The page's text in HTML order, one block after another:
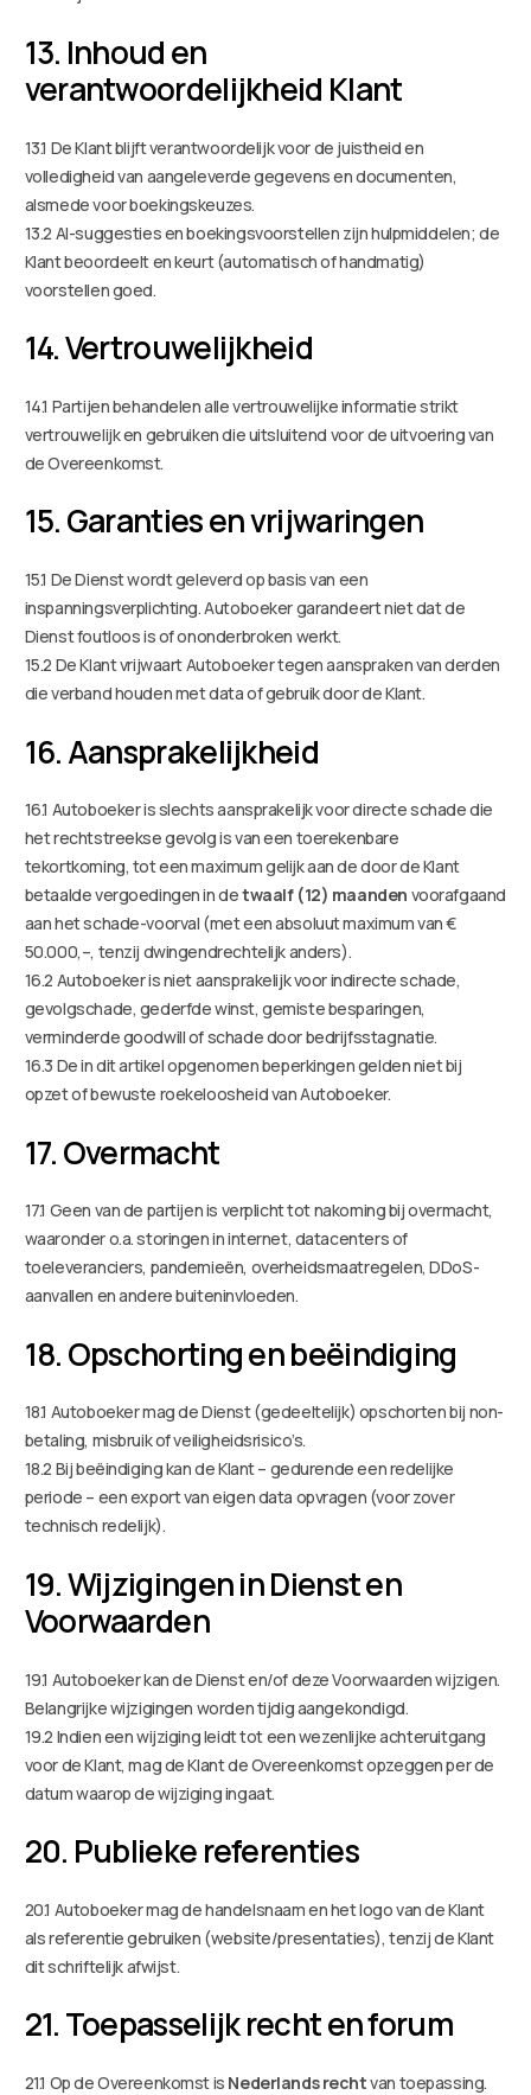
13. Inhoud en
verantwoordelijkheid Klant
13.1 De Klant blijft verantwoordelijk voor de juistheid en
volledigheid van aangeleverde gegevens en documenten,
alsmede voor boekingskeuzes.
13.2 AI-suggesties en boekingsvoorstellen zijn hulpmiddelen; de
Klant beoordeelt en keurt (automatisch of handmatig)
voorstellen goed.
14. Vertrouwelijkheid
14.1 Partijen behandelen alle vertrouwelijke informatie strikt
vertrouwelijk en gebruiken die uitsluitend voor de uitvoering van
de Overeenkomst.
15. Garanties en vrijwaringen
15.1 De Dienst wordt geleverd op basis van een
inspanningsverplichting. Autoboeker garandeert niet dat de
Dienst foutloos is of ononderbroken werkt.
15.2 De Klant vrijwaart Autoboeker tegen aanspraken van derden
die verband houden met data of gebruik door de Klant.
16. Aansprakelijkheid
16.1 Autoboeker is slechts aansprakelijk voor directe schade die
het rechtstreekse gevolg is van een toerekenbare
tekortkoming, tot een maximum gelijk aan de door de Klant
betaalde vergoedingen in detwaalf (12) maanden voorafgaand
aan het schade-voorval (met een absoluut maximum van €
50.000,–, tenzij dwingendrechtelijk anders).
16.2 Autoboeker is niet aansprakelijk voor indirecte schade,
gevolgschade, gederfde winst, gemiste besparingen,
verminderde goodwill of schade door bedrijfsstagnatie.
16.3 De in dit artikel opgenomen beperkingen gelden niet bij
opzet of bewuste roekeloosheid van Autoboeker.
17. Overmacht
17.1 Geen van de partijen is verplicht tot nakoming bij overmacht,
waaronder o.a. storingen in internet, datacenters of
toeleveranciers, pandemieën, overheidsmaatregelen, DDoS-
aanvallen en andere buiteninvloeden.
18. Opschorting en beëindiging
18.1 Autoboeker mag de Dienst (gedeeltelijk) opschorten bij non-
betaling, misbruik of veiligheidsrisico’s.
18.2 Bij beëindiging kan de Klant – gedurende een redelijke
periode – een export van eigen data opvragen (voor zover
technisch redelijk).
19. Wijzigingen in Dienst en
Voorwaarden
19.1 Autoboeker kan de Dienst en/of deze Voorwaarden wijzigen.
Belangrijke wijzigingen worden tijdig aangekondigd.
19.2 Indien een wijziging leidt tot een wezenlijke achteruitgang
voor de Klant, mag de Klant de Overeenkomst opzeggen per de
datum waarop de wijziging ingaat.
20. Publieke referenties
20.1 Autoboeker mag de handelsnaam en het logo van de Klant
als referentie gebruiken (website/presentaties), tenzij de Klant
dit schriftelijk afwijst.
21. Toepasselijk recht en forum
21.1 Op de Overeenkomst is Nederlands rechtvan toepassing.